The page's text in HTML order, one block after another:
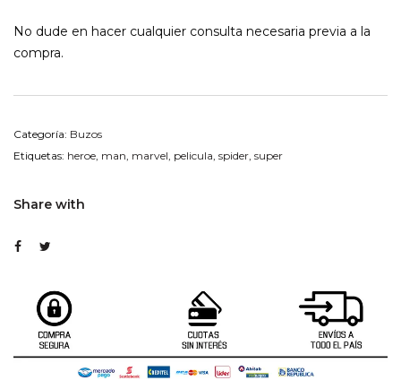
No dude en hacer cualquier consulta necesaria previa a la
compra.
Categoría: Buzos
Etiquetas: heroe, man, marvel, pelicula, spider, super
Share with